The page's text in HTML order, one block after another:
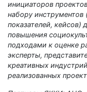
инициаторов
набору
показателей, кейсов)
повышения
подходами к оценке
эксперты,
креативных
реализованных